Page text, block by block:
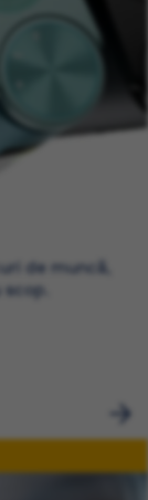
de muncă,